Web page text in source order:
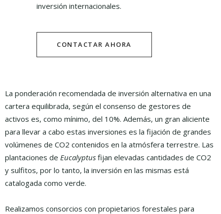
inversión internacionales.
CONTACTAR AHORA
La ponderación recomendada de inversión alternativa en una
cartera equilibrada, según el consenso de gestores de
activos es, como mínimo, del 10%. Además, un gran aliciente
para llevar a cabo estas inversiones es la fijación de grandes
volúmenes de CO2 contenidos en la atmósfera terrestre. Las
plantaciones de Eucalyptus fijan elevadas cantidades de CO2
y sulfitos, por lo tanto, la inversión en las mismas está
catalogada como verde.
Realizamos consorcios con propietarios forestales para